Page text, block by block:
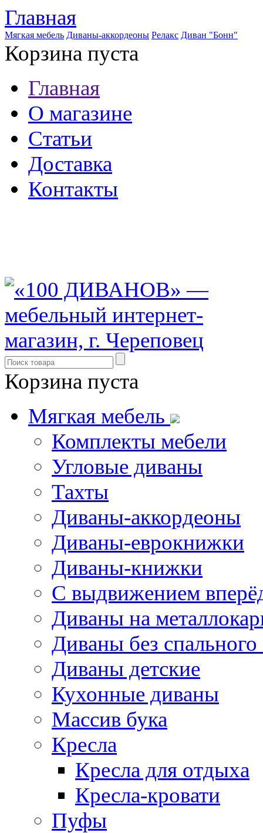
Главная
Мягкая мебель Диваны-аккордеоны Релакс Диван "Бонн"
Корзина пуста
Главная
О магазине
Статьи
Доставка
Контакты
Корзина пуста
Мягкая мебель
Комплекты мебели
Угловые диваны
Тахты
Диваны-аккордеоны
Диваны-еврокнижки
Диваны-книжки
С выдвижением
Диваны на
Диваны без спального
Диваны детские
Кухонные диваны
Массив бука
Кресла
Кресла для отдыха
Кресла-кровати
Пуфы